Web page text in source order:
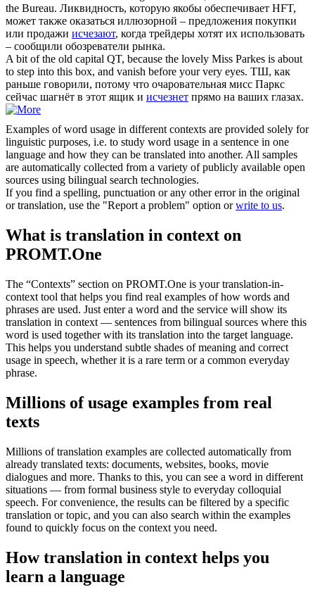
the Bureau. Ликвидность, которую якобы обеспечивает HFT,
может также оказаться иллюзорной – предложения покупки
или продажи исчезают, когда трейдеры хотят их использовать
– сообщили обозреватели рынка.
A bit of the old capital QT, because the lovely Miss Parkes is about
to step into this box, and vanish before your very eyes. ТШ, как
раньше говорили, потому что очаровательная мисс Паркс
сейчас шагнёт в этот ящик и исчезнет прямо на ваших глазах.
Examples of word usage in different contexts are provided solely for
linguistic purposes, i.e. to study word usage in a sentence in one
language and how they can be translated into another. All samples
are automatically collected from a variety of publicly available open
sources using bilingual search technologies.
If you find a spelling, punctuation or any other error in the original
or translation, use the "Report a problem" option orwrite to us.
What is translation in context on
PROMT.One
The “Contexts” section on PROMT.One is your translation-in-
context tool that helps you find real examples of how words and
phrases are used. Just enter a word and the service will show its
translation in context — sentences from bilingual sources where this
word is used together with its translation into the target language.
This helps you understand subtle shades of meaning and correct
usage in speech, whether it is a rare term or a common everyday
phrase.
Millions of usage examples from real
texts
Millions of translation examples are collected automatically from
already translated texts: documents, websites, books, movie
dialogues and more. Thanks to this, you can see a word in different
situations — from formal business style to everyday colloquial
speech. For convenience, the results can be filtered by a specific
translation or topic, and you can also search within the examples
found to quickly focus on the context you need.
How translation in context helps you
learn a language